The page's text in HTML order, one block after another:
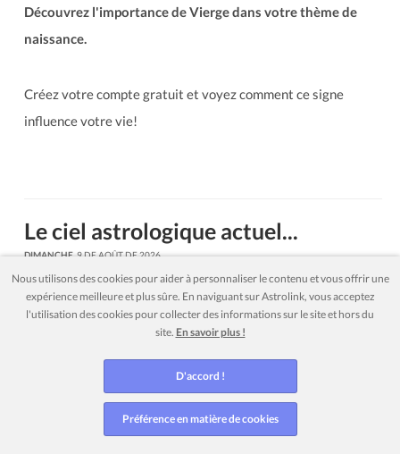
Découvrez l'importance de Vierge dans votre thème de
naissance.
Créez votre compte gratuit et voyez comment ce signe
influence votre vie!
Le ciel astrologique actuel...
DIMANCHE, 9 DE AOÛT DE 2026
Soleil 16° 46' Lion
00° 15'
29°
02°32'Balance
Nous utilisons des cookies pour aider à personnaliser le contenu et vous offrir une
expérience meilleure et plus sûre. En naviguant sur Astrolink, vous acceptez
l'utilisation des cookies pour collecter des informations sur le site et hors du
site. En savoir plus !
D'accord !
Préférence en matière de cookies